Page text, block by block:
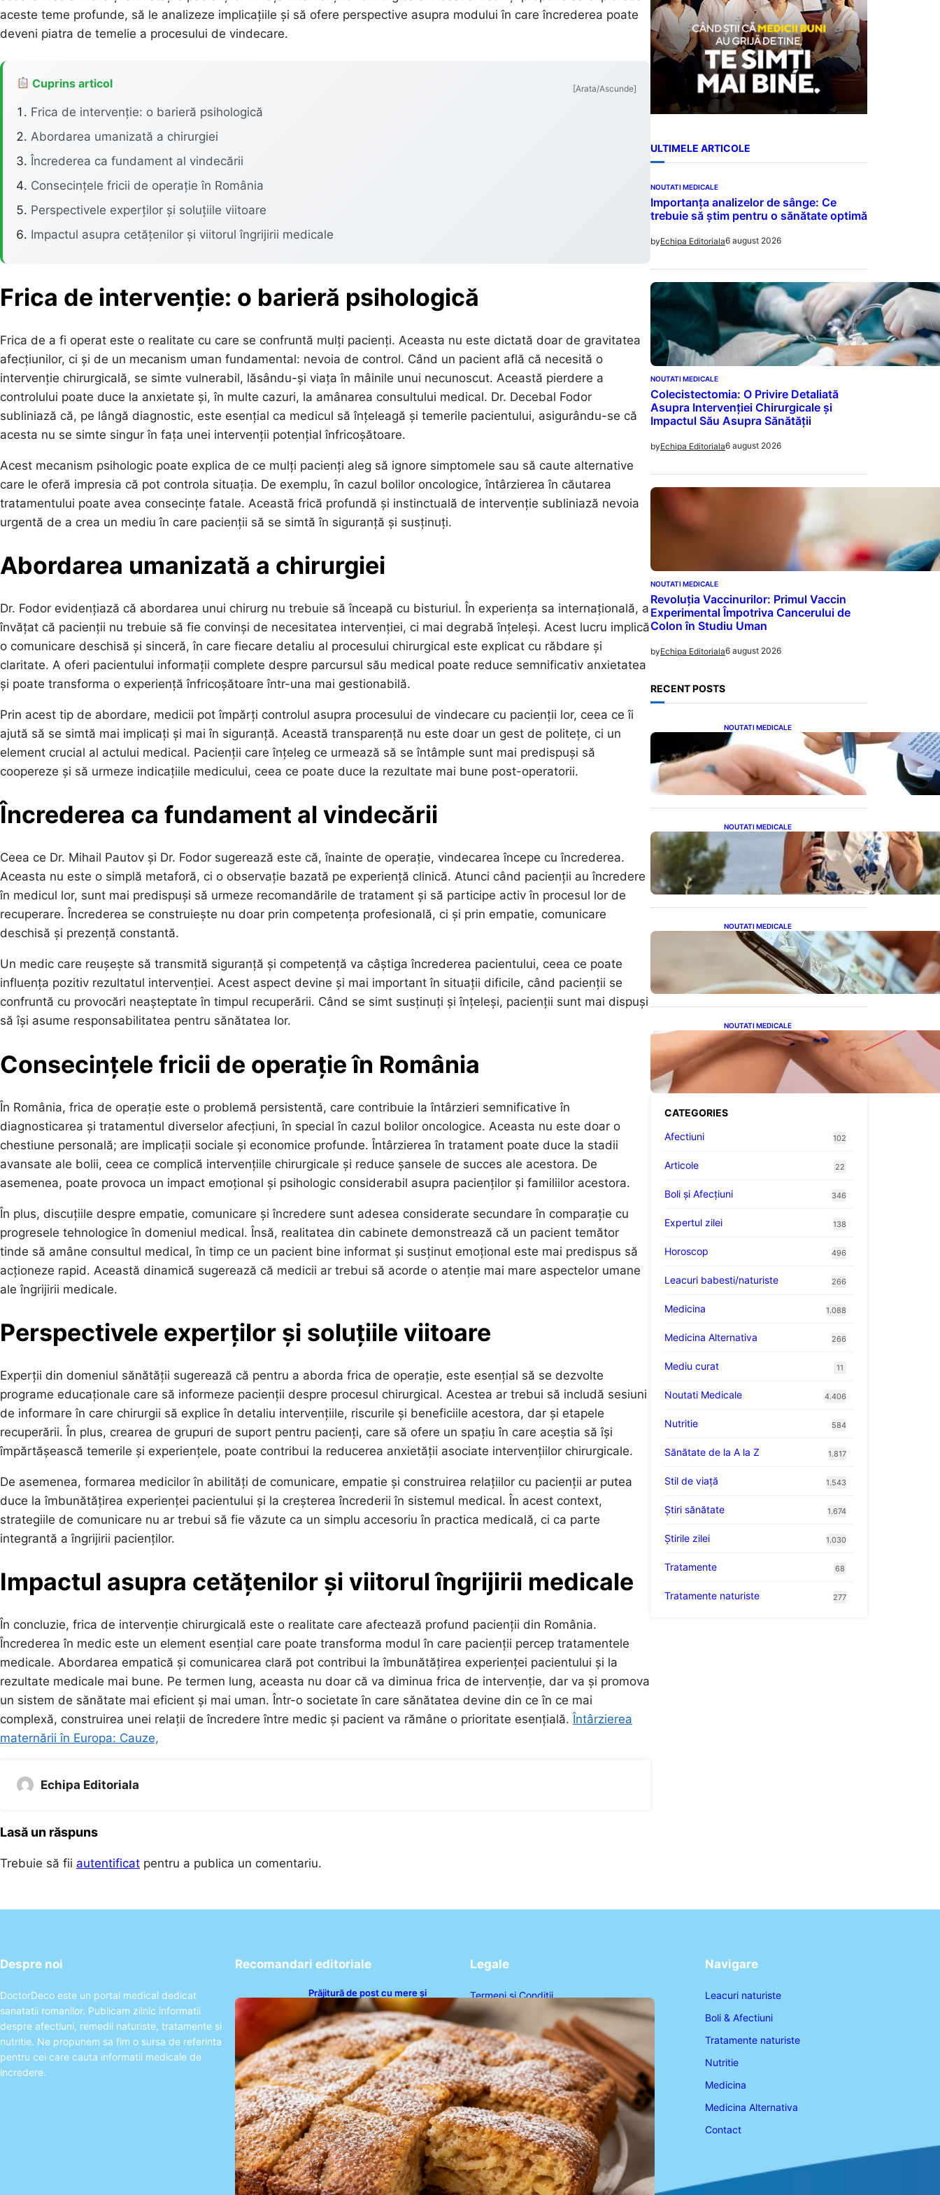
aceste teme profunde, să le analizeze implicațiile și să ofere perspective asupra modului în care încrederea poate
deveni piatra de temelie a procesului de vindecare.
Cuprins articol [Arata/Ascunde]
Frica de intervenție: o barieră psihologică
Abordarea umanizată a chirurgiei
Încrederea ca fundament al vindecării
Consecințele fricii de operație în România
Perspectivele experților și soluțiile viitoare
Impactul asupra cetățenilor și viitorul îngrijirii medicale
Frica de intervenție: o barieră psihologică
Frica de a fi operat este o realitate cu care se confruntă mulți pacienți. Aceasta nu este dictată doar de gravitatea
afecțiunilor, ci și de un mecanism uman fundamental: nevoia de control. Când un pacient află că necesită o
intervenție chirurgicală, se simte vulnerabil, lăsându-și viața în mâinile unui necunoscut. Această pierdere a
controlului poate duce la anxietate și, în multe cazuri, la amânarea consultului medical. Dr. Decebal Fodor
subliniază că, pe lângă diagnostic, este esențial ca medicul să înțeleagă și temerile pacientului, asigurându-se că
acesta nu se simte singur în fața unei intervenții potențial înfricoșătoare.
Acest mecanism psihologic poate explica de ce mulți pacienți aleg să ignore simptomele sau să caute alternative
care le oferă impresia că pot controla situația. De exemplu, în cazul bolilor oncologice, întârzierea în căutarea
tratamentului poate avea consecințe fatale. Această frică profundă și instinctuală de intervenție subliniază nevoia
urgentă de a crea un mediu în care pacienții să se simtă în siguranță și susținuți.
Abordarea umanizată a chirurgiei
Dr. Fodor evidențiază că abordarea unui chirurg nu trebuie să înceapă cu bisturiul. În experiența sa internațională, a
învățat că pacienții nu trebuie să fie convinși de necesitatea intervenției, ci mai degrabă înțeleși. Acest lucru implică
o comunicare deschisă și sinceră, în care fiecare detaliu al procesului chirurgical este explicat cu răbdare și
claritate. A oferi pacientului informații complete despre parcursul său medical poate reduce semnificativ anxietatea
și poate transforma o experiență înfricoșătoare într-una mai gestionabilă.
Prin acest tip de abordare, medicii pot împărți controlul asupra procesului de vindecare cu pacienții lor, ceea ce îi
ajută să se simtă mai implicați și mai în siguranță. Această transparență nu este doar un gest de politețe, ci un
element crucial al actului medical. Pacienții care înțeleg ce urmează să se întâmple sunt mai predispuși să
coopereze și să urmeze indicațiile medicului, ceea ce poate duce la rezultate mai bune post-operatorii.
Încrederea ca fundament al vindecării
Ceea ce Dr. Mihail Pautov și Dr. Fodor sugerează este că, înainte de operație, vindecarea începe cu încrederea.
Aceasta nu este o simplă metaforă, ci o observație bazată pe experiență clinică. Atunci când pacienții au încredere
în medicul lor, sunt mai predispuși să urmeze recomandările de tratament și să participe activ în procesul lor de
recuperare. Încrederea se construiește nu doar prin competența profesională, ci și prin empatie, comunicare
deschisă și prezență constantă.
Un medic care reușește să transmită siguranță și competență va câștiga încrederea pacientului, ceea ce poate
influența pozitiv rezultatul intervenției. Acest aspect devine și mai important în situații dificile, când pacienții se
confruntă cu provocări neașteptate în timpul recuperării. Când se simt susținuți și înțeleși, pacienții sunt mai dispuși
să își asume responsabilitatea pentru sănătatea lor.
Consecințele fricii de operație în România
În România, frica de operație este o problemă persistentă, care contribuie la întârzieri semnificative în
diagnosticarea și tratamentul diverselor afecțiuni, în special în cazul bolilor oncologice. Aceasta nu este doar o
chestiune personală; are implicații sociale și economice profunde. Întârzierea în tratament poate duce la stadii
avansate ale bolii, ceea ce complică intervențiile chirurgicale și reduce șansele de succes ale acestora. De
asemenea, poate provoca un impact emoțional și psihologic considerabil asupra pacienților și familiilor acestora.
În plus, discuțiile despre empatie, comunicare și încredere sunt adesea considerate secundare în comparație cu
progresele tehnologice în domeniul medical. Însă, realitatea din cabinete demonstrează că un pacient temător
tinde să amâne consultul medical, în timp ce un pacient bine informat și susținut emoțional este mai predispus să
acționeze rapid. Această dinamică sugerează că medicii ar trebui să acorde o atenție mai mare aspectelor umane
ale îngrijirii medicale.
Perspectivele experților și soluțiile viitoare
Experții din domeniul sănătății sugerează că pentru a aborda frica de operație, este esențial să se dezvolte
programe educaționale care să informeze pacienții despre procesul chirurgical. Acestea ar trebui să includă sesiuni
de informare în care chirurgii să explice în detaliu intervențiile, riscurile și beneficiile acestora, dar și etapele
recuperării. În plus, crearea de grupuri de suport pentru pacienți, care să ofere un spațiu în care aceștia să își
împărtășească temerile și experiențele, poate contribui la reducerea anxietății asociate intervențiilor chirurgicale.
De asemenea, formarea medicilor în abilități de comunicare, empatie și construirea relațiilor cu pacienții ar putea
duce la îmbunătățirea experienței pacientului și la creșterea încrederii în sistemul medical. În acest context,
strategiile de comunicare nu ar trebui să fie văzute ca un simplu accesoriu în practica medicală, ci ca parte
integrantă a îngrijirii pacienților.
Impactul asupra cetățenilor și viitorul îngrijirii medicale
În concluzie, frica de intervenție chirurgicală este o realitate care afectează profund pacienții din România.
Încrederea în medic este un element esențial care poate transforma modul în care pacienții percep tratamentele
medicale. Abordarea empatică și comunicarea clară pot contribui la îmbunătățirea experienței pacientului și la
rezultate medicale mai bune. Pe termen lung, aceasta nu doar că va diminua frica de intervenție, dar va și promova
un sistem de sănătate mai eficient și mai uman. Într-o societate în care sănătatea devine din ce în ce mai
complexă, construirea unei relații de încredere între medic și pacient va rămâne o prioritate esențială. Întârzierea
maternării în Europa: Cauze,
Echipa Editoriala
Lasă un răspuns
Trebuie să fii autentificat pentru a publica un comentariu.
ULTIMELE ARTICOLE
NOUTATI MEDICALE
Importanța analizelor de sânge: Ce
trebuie să știm pentru o sănătate optimă
byEchipa Editoriala6 august 2026
NOUTATI MEDICALE
Colecistectomia: O Privire Detaliată
Asupra Intervenției Chirurgicale și
Impactul Său Asupra Sănătății
byEchipa Editoriala6 august 2026
NOUTATI MEDICALE
Revoluția Vaccinurilor: Primul Vaccin
Experimental Împotriva Cancerului de
Colon în Studiu Uman
byEchipa Editoriala6 august 2026
RECENT POSTS
NOUTATI MEDICALE
Acordul României cu Banca
Mondială: O Analiză
Detaliată a Împrumutului și
Condițiilor Impuse
NOUTATI MEDICALE
Nașterea prințesei Eugenie
la Lisabona: O alegere plină
de semnificație pentru
familia regală britanică
NOUTATI MEDICALE
Revoluția Bateriilor pentru
Telefoane: Avantaje,
Provocări și Viitorul
Tehnologiei Energetice
NOUTATI MEDICALE
Varicele și Umflarea
Picioarelor pe Caniculă:
Înțelegerea Simptomelor și
Măsurilor de Prevenție
CATEGORIES
Afectiuni
102
Articole 22
Boli și Afecțiuni 346
Expertul zilei 138
Horoscop 496
Leacuri babesti/naturiste 266
Medicina 1.088
Medicina Alternativa 266
Mediu curat 11
Noutati Medicale 4.406
Nutritie 584
Sănătate de la A la Z 1.817
Stil de viaţă 1.543
Ştiri sănătate 1.674
Știrile zilei 1.030
Tratamente 68
Tratamente naturiste 277
Despre noi
DoctorDeco este un portal medical dedicat
sanatatii romanilor. Publicam zilnic informatii
despre afectiuni, remedii naturiste, tratamente si
nutritie. Ne propunem sa fim o sursa de referinta
pentru cei care cauta informatii medicale de
incredere.
Recomandari editoriale
Prăjitură de post cu mere și
scorțișoară: O Delicatesă Dulce
pentru Postul Adormirii Maicii
Domnului
Legale
Termeni și Condiții
Politica de Confidențialitate
Politica de Cookies
Disclaimer
Contact
Navigare
Leacuri naturiste
Boli & Afectiuni
Tratamente naturiste
Nutritie
Medicina
Medicina Alternativa
Contact